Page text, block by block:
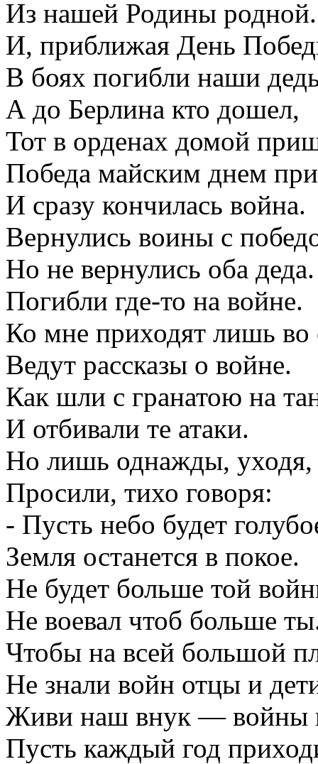
Из нашей Родины родной.
И, приближая День
В боях погибли наши
А до Берлина кто дошел,
Тот в орденах домой
Победа майским днем
И сразу кончилась война.
Вернулись воины с
Но не вернулись оба деда.
Погибли где-то на войне.
Ко мне приходят лишь во
Ведут рассказы о войне.
Как шли с гранатою на
И отбивали те атаки.
Но лишь однажды, уходя,
Просили, тихо говоря:
- Пусть небо будет
Земля останется в покое.
Не будет больше той
Не воевал чтоб больше
Чтобы на всей большой
Не знали войн отцы и
Живи наш внук — войны
Пусть каждый год